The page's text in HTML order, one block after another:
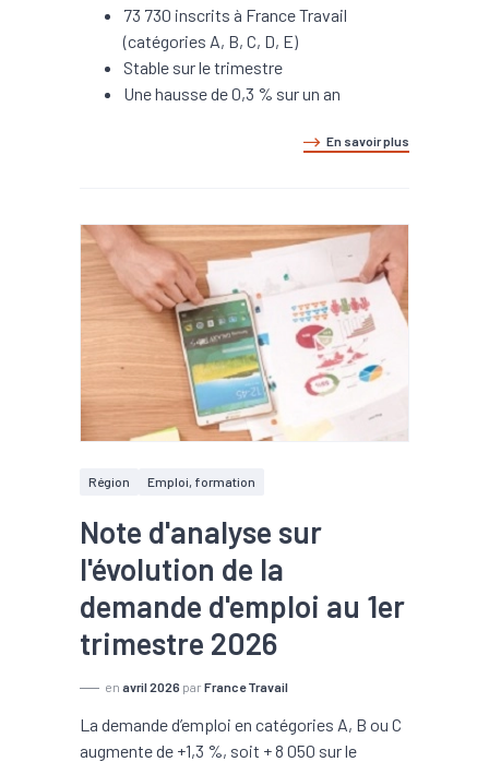
73 730 inscrits à France Travail
(catégories A, B, C, D, E)
Stable sur le trimestre
Une hausse de 0,3 % sur un an
En savoir plus
Région Emploi, formation
Note d'analyse sur
l'évolution de la
demande d'emploi au 1er
trimestre 2026
en avril 2026 par France Travail
La demande d’emploi en catégories A, B ou C
augmente de +1,3 %, soit + 8 050 sur le